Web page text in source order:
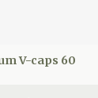
V-caps 60